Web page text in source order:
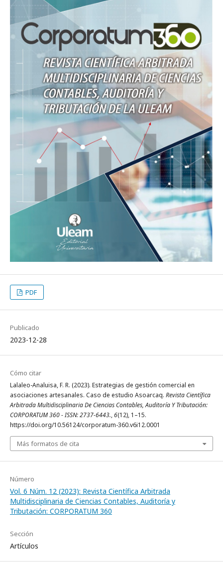
PDF
Publicado
2023-12-28
Cómo citar
Lalaleo-Analuisa, F. R. (2023). Estrategias de gestión comercial en
asociaciones artesanales. Caso de estudio Asoarcaq. Revista Científica
Arbitrada Multidisciplinaria De Ciencias Contables, Auditoría Y Tributación:
CORPORATUM 360 - ISSN: 2737-6443.,6(12), 1–15.
https://doi.org/10.56124/corporatum-360.v6i12.0001
Más formatos de cita
Número
Vol. 6 Núm. 12 (2023): Revista Científica Arbitrada
Multidisciplinaria de Ciencias Contables, Auditoría y
Tributación: CORPORATUM 360
Sección
Artículos